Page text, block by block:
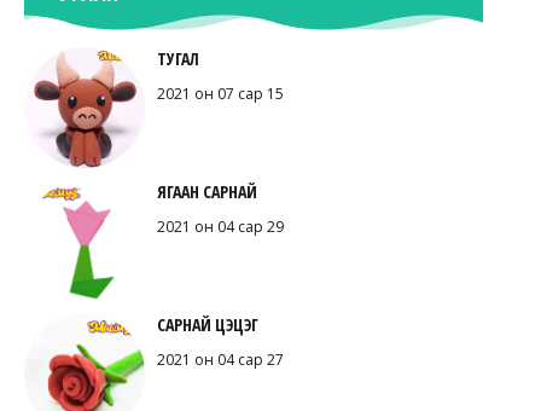
ТУГАЛ
2021 он 07 сар 15
ЯГААН САРНАЙ
2021 он 04 сар 29
САРНАЙ ЦЭЦЭГ
2021 он 04 сар 27